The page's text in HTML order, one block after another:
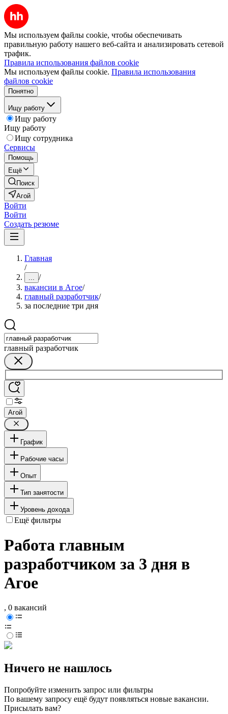
Мы используем файлы cookie, чтобы обеспечивать
правильную работу нашего веб-сайта и анализировать сетевой
трафик.
Правила использования файлов cookie
Мы используем файлы cookie. Правила использования
файлов cookie
Понятно
Ищу работу
Ищу работу
Ищу работу
Ищу сотрудника
Сервисы
Помощь
Ещё
Поиск
Агой
Войти
Войти
Создать резюме
Главная
/
... /
вакансии в Агое/
главный разработчик/
за последние три дня
главный разработчик
Агой
График
Рабочие часы
Опыт
Тип занятости
Уровень дохода
Ещё фильтры
Работа главным
разработчиком за 3 дня в
Агое
, 0 вакансий
Ничего не нашлось
Попробуйте изменить запрос или фильтры
По вашему запросу ещё будут появляться новые вакансии.
Присылать вам?